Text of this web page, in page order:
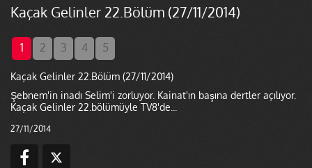
Kaçak Gelinler 22.Bölüm (27/11/2014)
1 2 3 4 5
Kaçak Gelinler 22.Bölüm (27/11/2014)
Şebnem'in inadı Selim'i zorluyor. Kainat'ın başına dertler açılıyor.
Kaçak Gelinler 22.bölümüyle TV8'de...
27/11/2014